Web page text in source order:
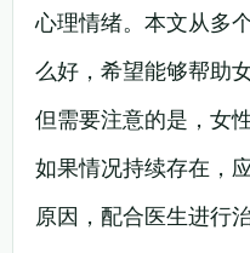
心理情绪。本文从多
么好，希望能够帮助
但需要注意的是，女
如果情况持续存在，
原因，配合医生进行治